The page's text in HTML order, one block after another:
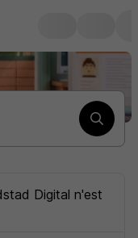
Digital n'est